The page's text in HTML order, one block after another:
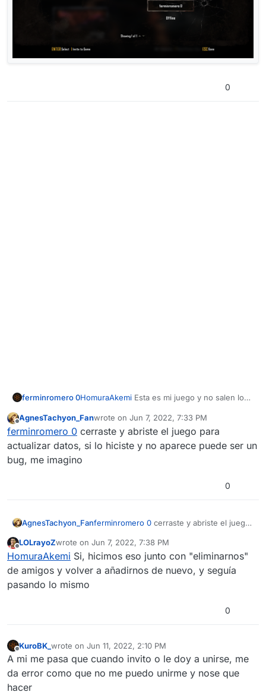
0
ferminromero 0HomuraAkemi
Y este es el de mi amigo, alguna solución¿?
Offline
AgnesTachyon_Fanwrote on Jun 7, 2022, 7:33 PM
last edited by
ferminromero 0 cerraste y abriste el juego para
actualizar datos, si lo hiciste y no aparece puede ser un
bug, me imagino
0
AgnesTachyon_Fanferminromero 0 cerraste y abriste el juego
aparece puede ser un bug, me imagino
LOLrayoZwrote on Jun 7, 2022, 7:38 PM
last edited by
HomuraAkemi Si, hicimos eso junto con "eliminarnos"
de amigos y volver a añadirnos de nuevo, y seguía
pasando lo mismo
0
Offline
KuroBK_ wrote on Jun 11, 2022, 2:10 PM
last edited by
A mi me pasa que cuando invito o le doy a unirse, me
da error como que no me puedo unirme y nose que
hacer